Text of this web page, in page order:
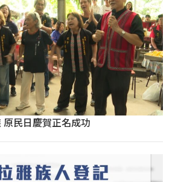
民日慶賀正名成功